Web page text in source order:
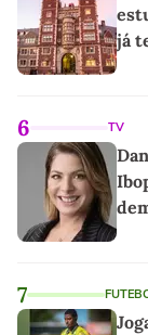
já
6 TV
7